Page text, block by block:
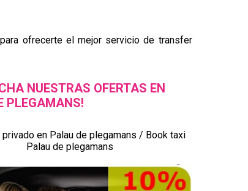
ofrecerte el mejor servicio de transfer
NUESTRAS OFERTAS EN
PLEGAMANS!
privado en Palau de plegamans / Book taxi
Palau de plegamans